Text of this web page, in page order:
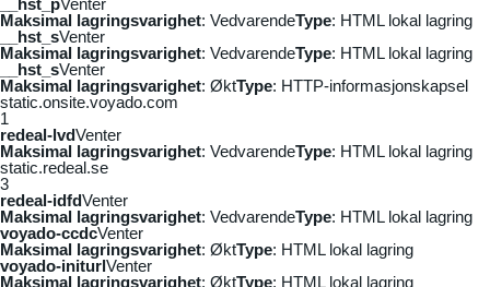
Maksimal lagringsvarighet: VedvarendeType: HTML lokal lagring
__hst_sVenter
Maksimal lagringsvarighet: VedvarendeType: HTML lokal lagring
__hst_sVenter
Maksimal lagringsvarighet: ØktType: HTTP-informasjonskapsel
static.onsite.voyado.com
1
redeal-lvdVenter
Maksimal lagringsvarighet: VedvarendeType: HTML lokal lagring
static.redeal.se
3
redeal-idfdVenter
Maksimal lagringsvarighet: VedvarendeType: HTML lokal lagring
voyado-ccdcVenter
Maksimal lagringsvarighet: ØktType: HTML lokal lagring
voyado-initurlVenter
Maksimal lagringsvarighet: ØktType: HTML lokal lagring